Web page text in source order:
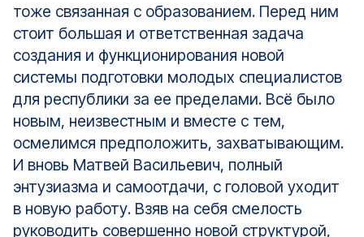
тоже связанная с образованием. Перед ним
стоит большая и ответственная задача
создания и функционирования новой
системы подготовки молодых специалистов
для республики за ее пределами. Всё было
новым, неизвестным и вместе с тем,
осмелимся предположить, захватывающим.
И вновь Матвей Васильевич, полный
энтузиазма и самоотдачи, с головой уходит
в новую работу. Взяв на себя смелость
руководить совершенно новой структурой,